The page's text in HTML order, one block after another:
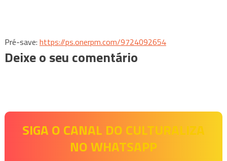
Pré-save: https://ps.onerpm.com/9724092654
Deixe o seu comentário
SIGA O CANAL DO CULTURALIZA
NO WHATSAPP